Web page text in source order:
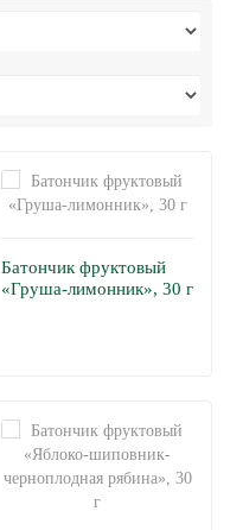
Батончик фруктовый
«Груша-лимонник», 30 г